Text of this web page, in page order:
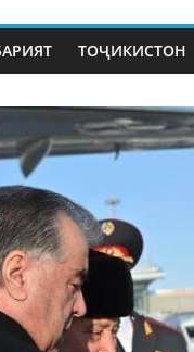
ТОҶИКИСТОН